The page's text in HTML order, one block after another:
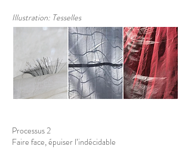
Illustration: Tesselles
Processus 2
Faire face, épuiser l’indécidable